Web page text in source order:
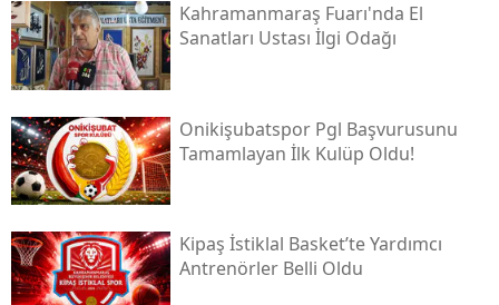
Kahramanmaraş Fuarı'nda El
Sanatları Ustası İlgi Odağı
Onikişubatspor Pgl Başvurusunu
Tamamlayan İlk Kulüp Oldu!
Kipaş İstiklal Basket’te Yardımcı
Antrenörler Belli Oldu